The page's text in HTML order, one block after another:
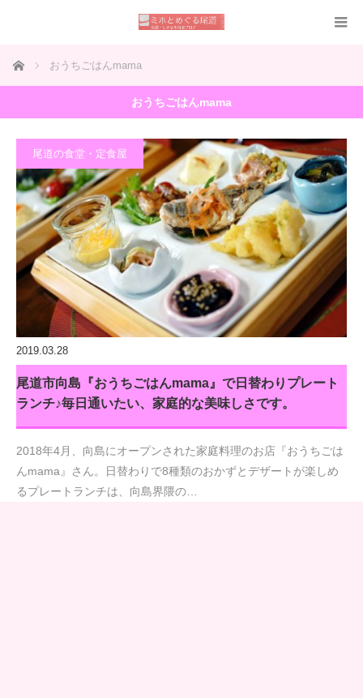
ホーム おうちごはんmama
おうちごはんmama
尾道の食堂・定食屋
2019.03.28
尾道市向島『おうちごはんmama』で日替わりプレート
ランチ♪毎日通いたい、家庭的な美味しさです。
2018年4月、向島にオープンされた家庭料理のお店『おうちごは
んmama』さん。日替わりで8種類のおかずとデザートが楽しめ
るプレートランチは、向島界隈の…